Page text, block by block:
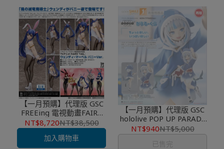
【一月預購】代理版 GSC
FREEing 電視動畫FAIRY
TAIL魔導少年1/4 溫蒂·瑪
貝爾 兔女郎
NT$8,720NT$38,500
加入購物車
【一月預購】代理版 GSC
hololive POP UP PARADE
噶嗚‧古拉 Gura 再販
NT$940NT$5,000
已售完